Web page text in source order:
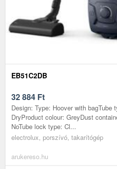
EB51C2DB
32 884 Ft
Design: Type: Hoover with bagTube
DryProduct colour: GreyDust
NoTube lock type: Cl...
electrolux, porszívó, takarítógép
arukereso.hu